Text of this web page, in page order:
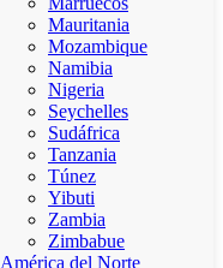
Mauritania
Mozambique
Namibia
Nigeria
Seychelles
Sudáfrica
Tanzania
Túnez
Yibuti
Zambia
Zimbabue
América del Norte